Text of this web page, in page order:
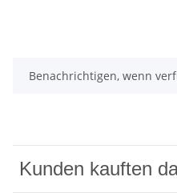
Benachrichtigen, wenn
Kunden kauften